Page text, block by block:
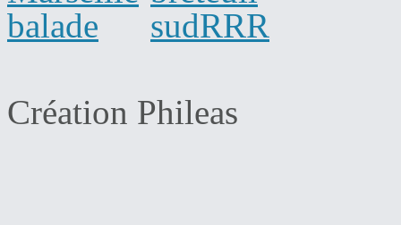
Création Phileas